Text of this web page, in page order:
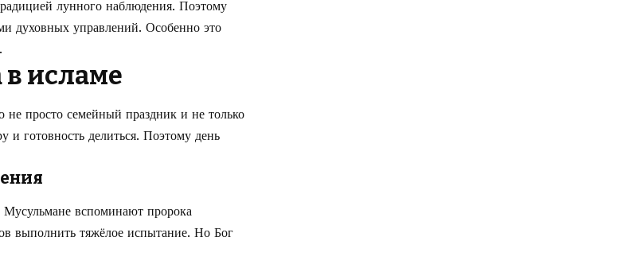
лунного наблюдения. Поэтому
духовных управлений. Особенно это
исламе
не просто семейный праздник и не только
и готовность делиться. Поэтому день
вспоминают пророка
выполнить тяжёлое испытание. Но Бог